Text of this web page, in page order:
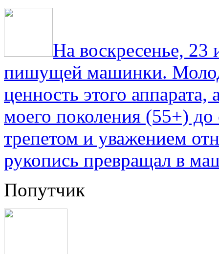
На воскресенье,
пишущей машинки.
ценность этого
моего поколения (55+) до
трепетом и уважением
рукопись превращал в
Попутчик